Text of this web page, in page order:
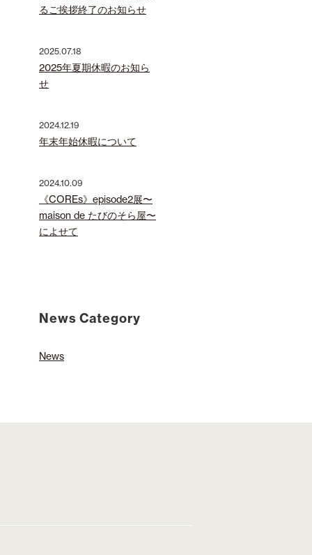
るご挨拶終了のお知らせ
2025.07.18
2025年夏期休暇のお知ら
せ
2024.12.19
年末年始休暇について
2024.10.09
《COREs》episode2展〜
maison de たびのそら屋〜
によせて
News Category
News